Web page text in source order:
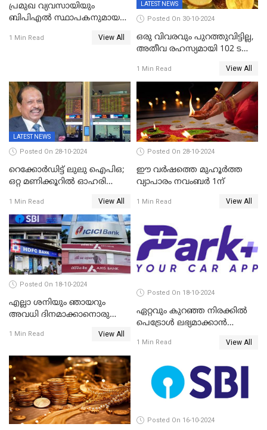
പ്രമുഖ വ്യവസായിയും
ബിപിഎല്‍ സ്ഥാപകനുമായ
1 Min Read View All
LATEST NEWS
Posted On 30-10-2024
ഒരു വിവരവും പുറത്തുവിട്ടില്ല,
അതീവ രഹസ്യമായി 102 ടൺ
ഇന്ത്യയിലേക്കെത്തിച്ചു
1 Min Read View All
LATEST NEWS
Posted On 28-10-2024
റെക്കോർഡിട്ട് ലുലു ഐപിഒ;
ഒറ്റ മണിക്കൂറിൽ ഓഹരി
നിന്നും വാങ്ങാം, ഓഹരിക്ക്
വില 2.04 ദിർഹം വരെ
1 Min Read View All
Posted On 28-10-2024
ഈ വർഷത്തെ മുഹൂർത്ത
വ്യാപാരം നവംബർ 1ന്
1 Min Read View All
Posted On 18-10-2024
എല്ലാ ശനിയും ഞായറും
അവധി ദിനമാക്കാനൊരുങ്ങി
1 Min Read View All
Posted On 18-10-2024
ഏറ്റവും കുറഞ്ഞ നിരക്കില്‍
പെട്രോള്‍ ലഭ്യമാക്കാന്‍
1 Min Read View All
Posted On 16-10-2024